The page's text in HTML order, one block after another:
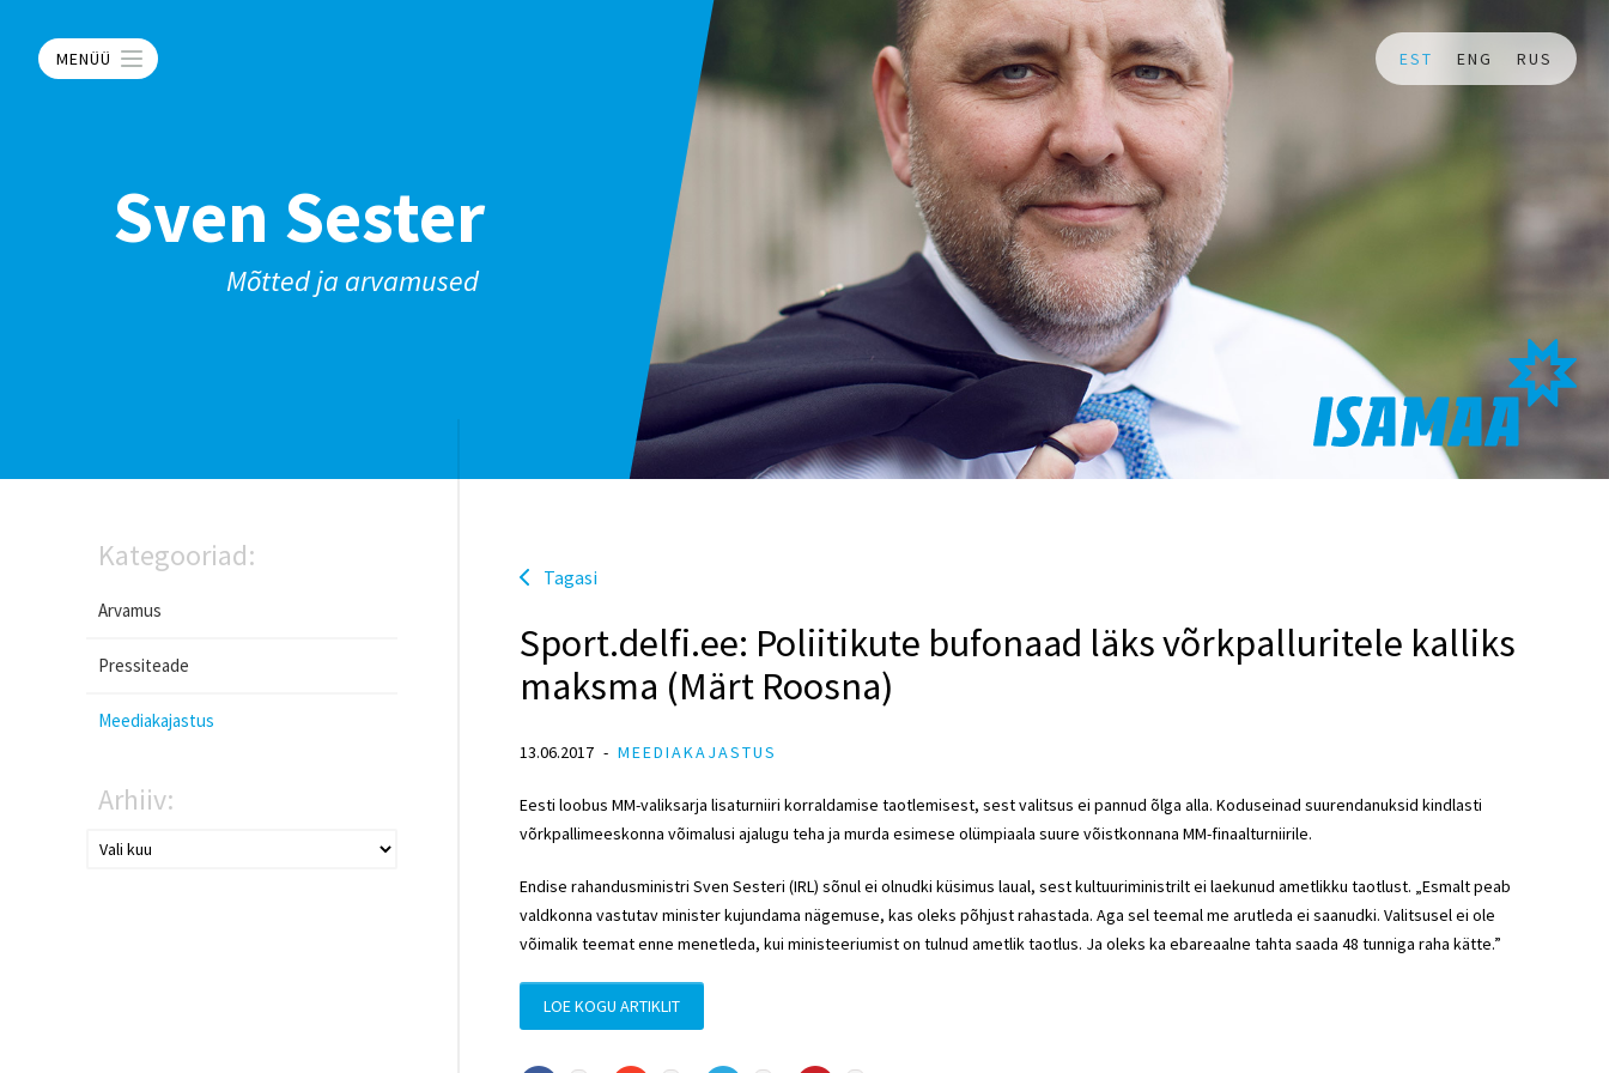
MENÜÜ EST ENG RUS
Sven Sester
Mõtted ja arvamused
Kategooriad:
Arvamus
Pressiteade
Meediakajastus
Arhiiv:
Tagasi
Sport.delfi.ee: Poliitikute bufonaad läks võrkpalluritele kalliks
maksma (Märt Roosna)
13.06.2017 MEEDIAKAJASTUS
Eesti loobus MM-valiksarja lisaturniiri korraldamise taotlemisest, sest valitsus ei pannud õlga alla. Koduseinad suurendanuksid kindlasti
võrkpallimeeskonna võimalusi ajalugu teha ja murda esimese olümpiaala suure võistkonnana MM-finaalturniirile.
Endise rahandusministri Sven Sesteri (IRL) sõnul ei olnudki küsimus laual, sest kultuuriministrilt ei laekunud ametlikku taotlust. „Esmalt peab
valdkonna vastutav minister kujundama nägemuse, kas oleks põhjust rahastada. Aga sel teemal me arutleda ei saanudki. Valitsusel ei ole
võimalik teemat enne menetleda, kui ministeeriumist on tulnud ametlik taotlus. Ja oleks ka ebareaalne tahta saada 48 tunniga raha kätte.”
LOE KOGU ARTIKLIT